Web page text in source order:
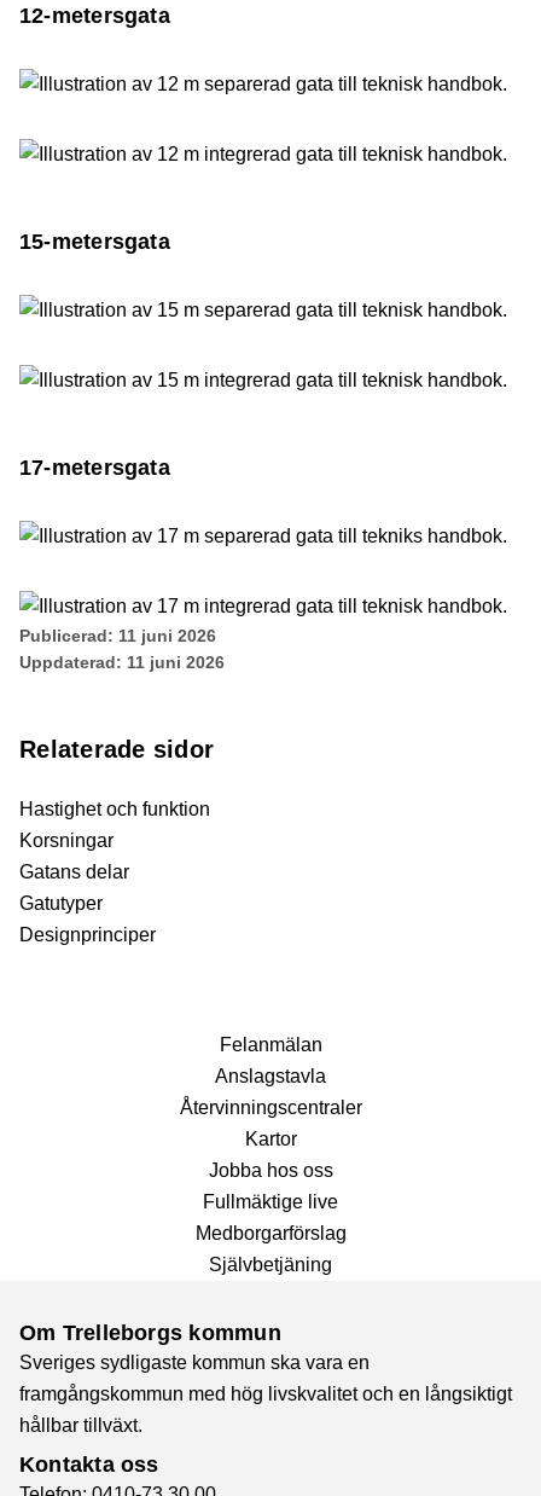
12-metersgata
15-metersgata
17-metersgata
Publicerad: 11 juni 2026
Uppdaterad: 11 juni 2026
Relaterade sidor
Hastighet och funktion
Korsningar
Gatans delar
Gatutyper
Designprinciper
Fel­anmälan
Anslags­tavla
Återvinnings­centraler
Kartor
Jobba hos oss
Fullmäktige live
Medborgarförslag
Självbetjäning
Om Trelleborgs kommun
Sveriges sydligaste kommun ska vara en
framgångskommun med hög livskvalitet och en långsiktigt
hållbar tillväxt.
Kontakta oss